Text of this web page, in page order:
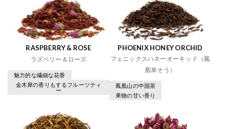
RASPBERRY & ROSE
ラズベリー＆ローズ
魅力的な繊細な花香
金木犀の香りもするフルーツティ
ー
PHOENIX HONEY ORCHID
フェニックスハネーオーキッド（鳳
凰単そう）
鳳凰山の中国茶
果物の甘い香り